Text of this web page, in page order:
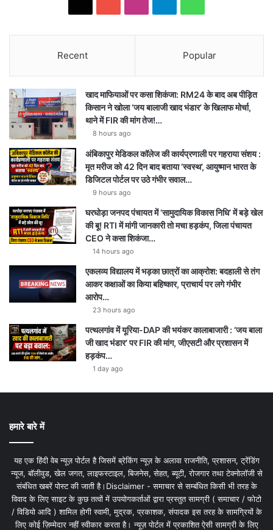
Recent Popular
खाद माफियाओं पर कसा शिकंजा: RM24 के बाद अब पीड़ित
किसान ने खोला ‘जय बालाजी खाद भंडार’ के खिलाफ मोर्चा,
थाने में FIR की मांग तेज!…
8 hours ago
अंबिकापुर मेडिकल कॉलेज की कार्यप्रणाली पर गहराया संशय :
मृत मरीज को 42 दिन बाद बताया ‘स्वस्थ’, आयुष्मान भारत के
डिजिटल पोर्टल पर उठे गंभीर सवाल…
9 hours ago
घरघोड़ा जनपद पंचायत में ‘सामुदायिक विकास निधि’ में बड़े खेल
की बू! RTI में मांगी जानकारी तो मचा हड़कंप, जिला पंचायत
CEO ने कसा शिकंजा…
14 hours ago
एकलव्य विद्यालय में भड़का छात्रों का आक्रोश: बदहाली से तंग
आकर कक्षाओं का किया बहिष्कार, प्राचार्य पर लगे गंभीर
आरोप…
23 hours ago
पत्थलगांव में यूरिया-DAP की भयंकर कालाबाजारी : ‘जय बाला
जी खाद भंडार’ पर FIR की मांग, जीएसटी और प्रशासन में
हड़कंप…
1 day ago
हमारे बारे में
यह एक हिंदी वेब न्यूज़ पोर्टल है जिसमें ब्रेकिंग न्यूज़ के अलावा राजनीति, प्रशासन, ट्रेंडिंग
न्यूज, बॉलीवुड, खेल जगत, लाइफस्टाइल, बिजनेस, सेहत, ब्यूटी, रोजगार तथा टेक्नोलॉजी से
संबंधित खबरें पोस्ट की जाती है।Disclaimer - समाचार से सम्बंधित किसी भी तरह के
विवाद के लिए साइट के कुछ तत्वों में उपयोगकर्ताओं द्वारा प्रस्तुत सामग्री ( समाचार / फोटो
/ विडियो आदि ) शामिल होगी स्वामी, मुद्रक, प्रकाशक, संपादक इस तरह के सामग्रियों के
लिए कोई ज़िम्मेदार नहीं स्वीकार करता है। न्यूज़ पोर्टल में प्रकाशित ऐसी सामग्री के लिए